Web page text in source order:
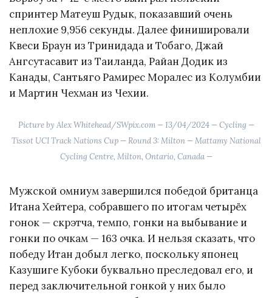
спринтер Матеуш Рудык, показавший очень
неплохие 9,956 секунды. Далее финишировали
Квеси Браун из Тринидада и Тобаго, Джай
Ангсутасавит из Таиланда, Райан Додик из
Канады, Сантьяго Рамирес Моралес из Колумбии
и Мартин Чехман из Чехии.
Picture by Alex Whitehead/SWpix.com — 13/04/2024 — Cycling —
Tissot UCI Track Nations Cup — Round 3: Milton — Mattamy National
Cycling Centre, Milton, Ontario, Canada —
Мужской омниум завершился победой британца
Итана Хейтера, собравшего по итогам четырёх
гонок — скрэтча, темпо, гонки на выбывание и
гонки по очкам — 163 очка. И нельзя сказать, что
победу Итан добыл легко, поскольку японец
Казушиге Кубоки буквально преследовал его, и
перед заключительной гонкой у них было